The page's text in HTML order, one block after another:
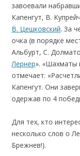
завоевали
Капенгут, В.
В. Цешковский. За
очка (в порядке
Альбурт, С.
Лернер». «Шахматы
отмечает:
Капенгут. Они
одержав по 4
Для тех, кто
несколько слов о
Брежнев!).